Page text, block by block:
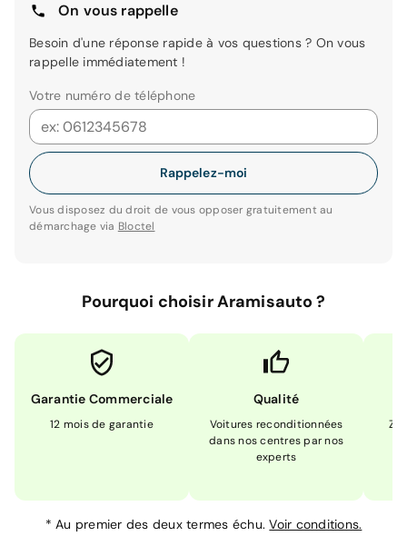
On vous rappelle
Besoin d'une réponse rapide à vos questions ? On vous
rappelle immédiatement !
Votre numéro de téléphone
Rappelez-moi
Vous disposez du droit de vous opposer gratuitement au
démarchage via Bloctel
Pourquoi choisir Aramisauto ?
Garantie Commerciale
12 mois de garantie
Qualité
Voitures reconditionnées
dans nos centres par nos
experts
*Au premier des deux termes échu.Voir conditions.